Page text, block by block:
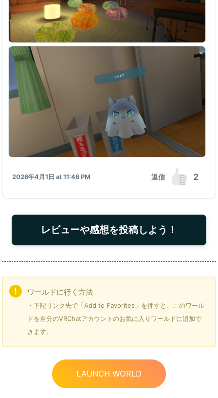
2026年4月1日 at 11:46 PM 返信 2
レビューや感想を投稿しよう！
ワールドに行く方法
・下記リンク先で「Add to Favorites」を押すと、このワール
ドを自分のVRChatアカウントのお気に入りワールドに追加で
きます。
LAUNCH WORLD